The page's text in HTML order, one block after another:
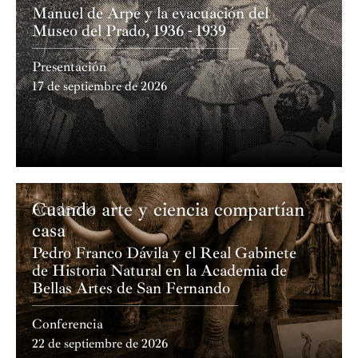
Manuel de Arpe y la evacuación del
Museo del Prado, 1936 - 1939
Presentación
17 de septiembre de 2026
Academia
Cuando arte y ciencia compartían
casa
Pedro Franco Dávila y el Real Gabinete
de Historia Natural en la Academia de
Bellas Artes de San Fernando
Conferencia
22 de septiembre de 2026